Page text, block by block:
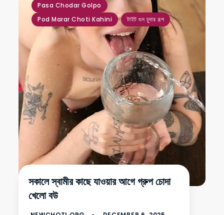
Pasa Chodar Golpo
Pod Marar Choti Kahini টাইট গুদ চুদার গল্প
সকালে স্বামীর কাছে যাওয়ার আগে গ্রুপ চোদা
খেলো বউ